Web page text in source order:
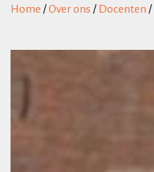
Home /Over ons / Docenten /